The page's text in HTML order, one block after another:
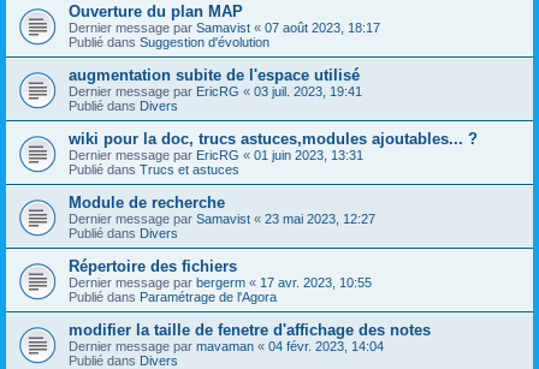
Ouverture du plan MAP
Dernier message par Samavist « 07 août 2023, 18:17
Publié dans Suggestion d'évolution
augmentation subite de l'espace utilisé
Dernier message par EricRG « 03 juil. 2023, 19:41
Publié dans Divers
wiki pour la doc, trucs astuces,modules ajoutables... ?
Dernier message par EricRG « 01 juin 2023, 13:31
Publié dans Trucs et astuces
Module de recherche
Dernier message par Samavist « 23 mai 2023, 12:27
Publié dans Divers
Répertoire des fichiers
Dernier message par bergerm « 17 avr. 2023, 10:55
Publié dans Paramétrage de l'Agora
modifier la taille de fenetre d'affichage des notes
Dernier message par mavaman « 04 févr. 2023, 14:04
Publié dans Divers